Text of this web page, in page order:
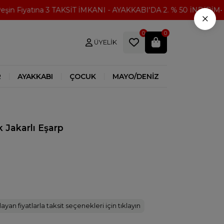
Fiyatına 3 TAKSİT İMKANI - AYAKKABI'DA 2. % 50 İNDİRİM
ÜYELIK
0 0
AYAKKABI ÇOCUK MAYO/DENİZ
Jakarlı Eşarp
fiyatlarla taksit seçenekleri için tıklayın
×